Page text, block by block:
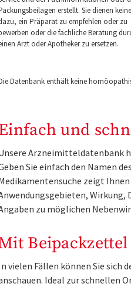
erstellt. Sie dienen
ein Präparat zu empfehlen oder zu
oder die fachliche Beratung
Arzt oder Apotheker zu ersetzen.
Datenbank enthält keine
und
Arzneimitteldatenbank
Sie einfach den Namen
zeigt
Wirkung,
zu möglichen
Beipackzettel
vielen Fällen können Sie
Ideal zur schnellen